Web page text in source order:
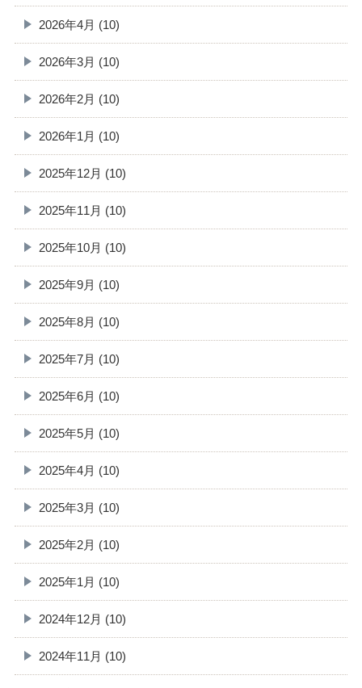
2026年4月 (10)
2026年3月 (10)
2026年2月 (10)
2026年1月 (10)
2025年12月 (10)
2025年11月 (10)
2025年10月 (10)
2025年9月 (10)
2025年8月 (10)
2025年7月 (10)
2025年6月 (10)
2025年5月 (10)
2025年4月 (10)
2025年3月 (10)
2025年2月 (10)
2025年1月 (10)
2024年12月 (10)
2024年11月 (10)